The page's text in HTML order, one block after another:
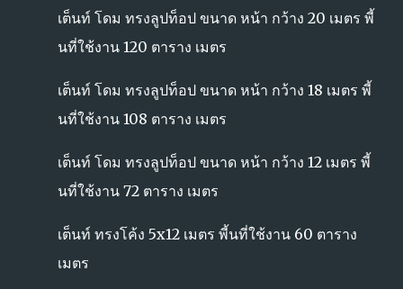
เต็นท์ โดม ทรงลูปท็อป ขนาด หน้า กว้าง 20 เมตร พี้
นที่ใช้งาน 120 ตาราง เมตร
เต็นท์ โดม ทรงลูปท็อป ขนาด หน้า กว้าง 18 เมตร พี้
นที่ใช้งาน 108 ตาราง เมตร
เต็นท์ โดม ทรงลูปท็อป ขนาด หน้า กว้าง 12 เมตร พี้
นที่ใช้งาน 72 ตาราง เมตร
เต็นท์ ทรงโค้ง 5x12 เมตร พี้นที่ใช้งาน 60 ตาราง
เมตร